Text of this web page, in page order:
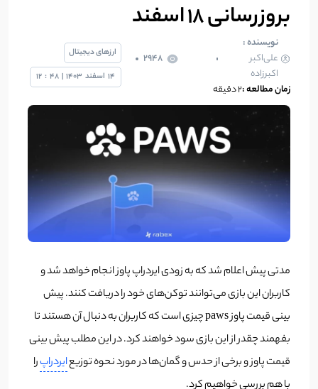
بروزرسانی 18 اسفند
نویسنده :
علی‌اکبر
اکبرزاده
2948
زمان مطالعه :2 دقیقه
ارزهای دیجیتال
14 اسفند 1403
|
48
:
12
مدتی پیش اعلام شد که به زودی ایردراپ پاوز انجام خواهد شد و
کاربران این بازی می‌توانند توکن‌های خود را دریافت کنند. پیش
بینی قیمت پاوز paws چیزی است که کاربران به دنبال آن هستند تا
بفهمند چقدر از این بازی سود خواهند کرد. در این مطلب پیش بینی
قیمت پاوز و برخی از حدس و گمان‌ها در مورد نحوه توزیعایردراپرا
با هم بررسی خواهیم کرد.